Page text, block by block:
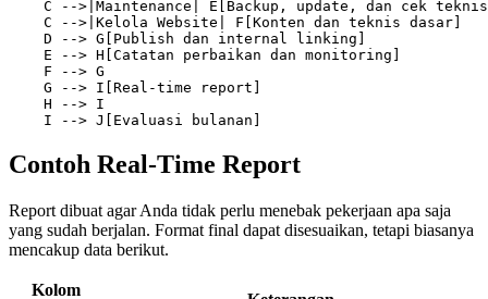
C -->|Maintenance| E[Backup, update, dan cek
    C -->|Kelola Website| F[Konten dan teknis dasar]
    D --> G[Publish dan internal linking]
    E --> H[Catatan perbaikan dan monitoring]
    F --> G
    G --> I[Real-time report]
    H --> I
    I --> J[Evaluasi bulanan]
Contoh Real-Time Report
Report dibuat agar Anda tidak perlu menebak pekerjaan apa saja
yang sudah berjalan. Format final dapat disesuaikan, tetapi biasanya
mencakup data berikut.
Kolom